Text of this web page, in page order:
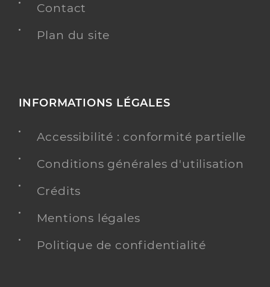
Contact
Plan du site
INFORMATIONS LÉGALES
Accessibilité : conformité partielle
Conditions générales d'utilisation
Crédits
Mentions légales
Politique de confidentialité